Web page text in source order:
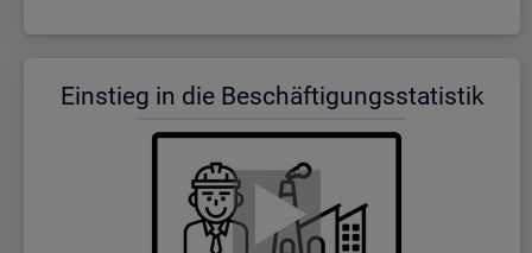
Ein­stieg in die Be­schäf­ti­gungs­sta­tis­tik